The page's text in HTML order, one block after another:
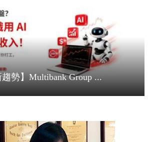
趨勢】Multibank Group ...